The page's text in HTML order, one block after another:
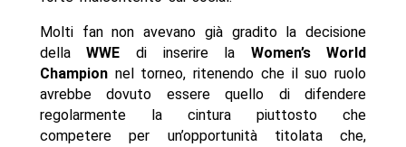
Molti fan non avevano già gradito la decisione
dellaWWE di inserire la Women’s World
Championnel torneo, ritenendo che il suo ruolo
avrebbe dovuto essere quello di difendere
regolarmente la cintura piuttosto che
competere per un’opportunità titolata che,